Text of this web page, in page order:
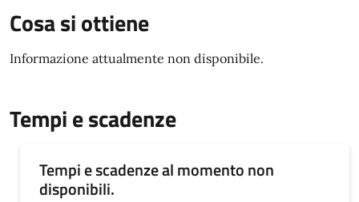
Cosa si ottiene
Informazione attualmente non disponibile.
Tempi e scadenze
Tempi e scadenze al momento non
disponibili.